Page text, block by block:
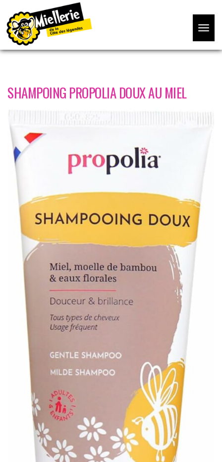
Toggle
Accueil/Beauté/ Shampoing PROPOLIA Doux au Miel
SHAMPOING PROPOLIA DOUX AU MIEL